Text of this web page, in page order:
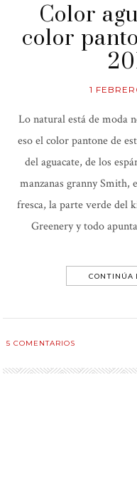
Color
color
1
Lo natural está de moda
eso el color pantone de
del aguacate, de los
manzanas granny Smith,
fresca, la parte verde del
Greenery y todo
CONTINÚA
5 COMENTARIOS